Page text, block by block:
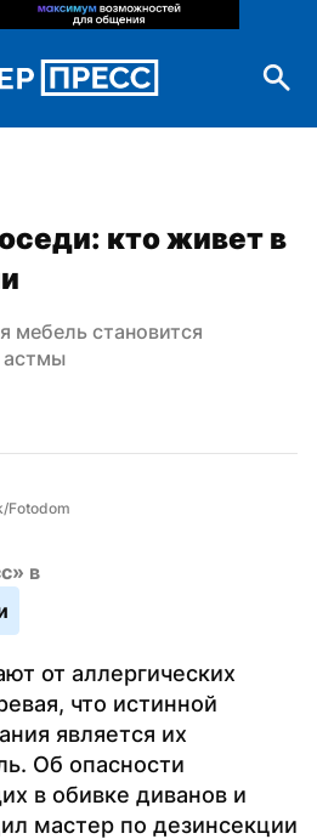
кто живет в
мебель становится
астмы
Fotodom
в
от аллергических
что истинной
является их
Об опасности
в обивке диванов и
мастер по дезинсекции